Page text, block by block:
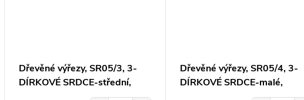
Dřevěné výřezy, SR05/3, 3-
DÍRKOVÉ SRDCE-střední,
Dřevěné výřezy, SR05/4, 3-
DÍRKOVÉ SRDCE-malé,